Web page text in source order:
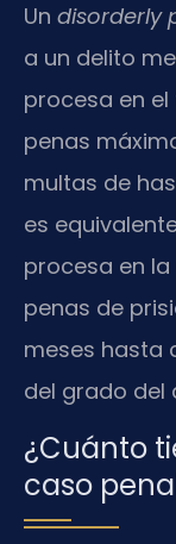
Un disorderly
a un delito
procesa en
penas
multas de
es
procesa en
penas de
meses hasta
del grado del
¿Cuánto
caso